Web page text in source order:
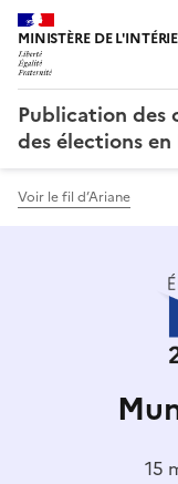
Publication des
des élections en
Voir le fil d’Ariane
15